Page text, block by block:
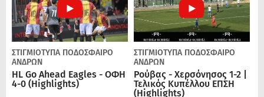
ΣΤΙΓΜΙΟΤΥΠΑ ΠΟΔΌΣΦΑΙΡΟ
ΑΝΔΡΏΝ
HL Go Ahead Eagles - ΟΦΗ
4-0 (Highlights)
ΣΤΙΓΜΙΟΤΥΠΑ ΠΟΔΌΣΦΑΙΡΟ
ΑΝΔΡΏΝ
Ρούβας - Χερσόνησος 1-2 |
Τελικός Κυπέλλου ΕΠΣΗ
(Highlights)